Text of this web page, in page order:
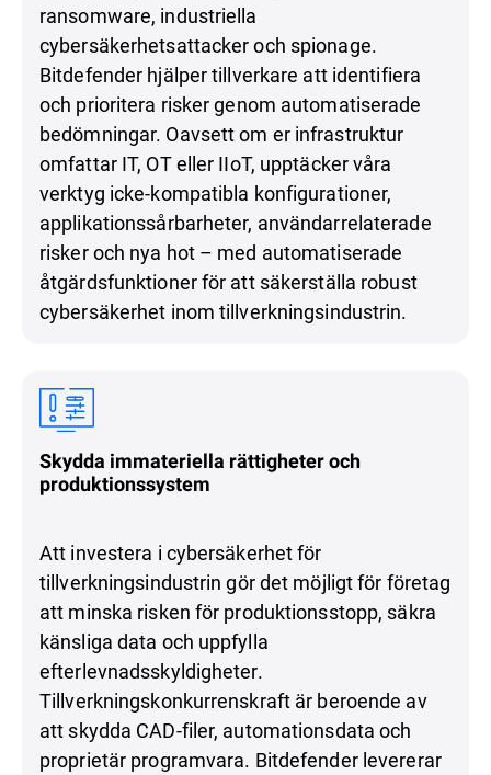
ransomware, industriella
cybersäkerhetsattacker och spionage.
Bitdefender hjälper tillverkare att identifiera
och prioritera risker genom automatiserade
bedömningar. Oavsett om er infrastruktur
omfattar IT, OT eller IIoT, upptäcker våra
verktyg icke-kompatibla konfigurationer,
applikationssårbarheter, användarrelaterade
risker och nya hot – med automatiserade
åtgärdsfunktioner för att säkerställa robust
cybersäkerhet inom tillverkningsindustrin.
Skydda immateriella rättigheter och
produktionssystem
Att investera i cybersäkerhet för
tillverkningsindustrin gör det möjligt för företag
att minska risken för produktionsstopp, säkra
känsliga data och uppfylla
efterlevnadsskyldigheter.
Tillverkningskonkurrenskraft är beroende av
att skydda CAD-filer, automationsdata och
proprietär programvara. Bitdefender levererar